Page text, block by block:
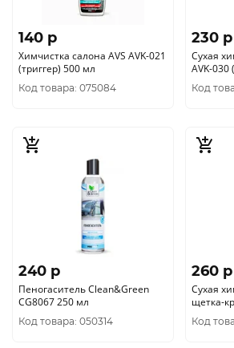
140 p
Химчистка салона AVS AVK-021
(триггер) 500 мл
Код товара: 075084
230 p
Сухая
AVK-030
Код
240 p
Пеногаситель Clean&Green
CG8067 250 мл
Код товара: 050314
260 p
Сухая
щетка-
Код